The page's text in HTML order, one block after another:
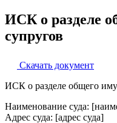
ИСК о разделе
супругов
Скачать документ
ИСК о разделе общего
Наименование суда:
Адрес суда: [адрес суда]